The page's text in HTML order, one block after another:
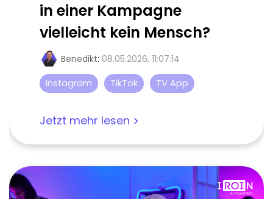
in einer Kampagne
vielleicht kein Mensch?
Benedikt: 08.05.2026, 11:07:14
Instagram
TikTok TV App
Jetzt mehr lesen